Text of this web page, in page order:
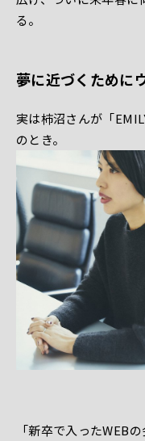
る。
夢に近づくために
実は柿沼さんが「
のとき。
「新卒で入ったWEB